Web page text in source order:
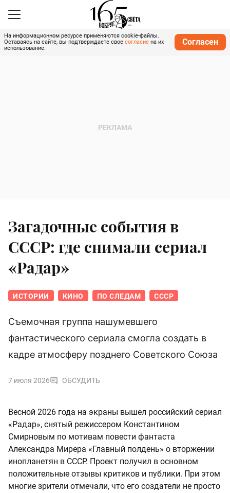
На информационном ресурсе применяются cookie-файлы.
Оставаясь на сайте, вы подтверждаете свое согласие на их
использование.
Согласен
Загадочные события в
СССР: где снимали сериал
«Радар»
ИСТОРИИ КИНО ПО СЛЕДАМ СССР
Съемочная группа нашумевшего
фантастического сериала смогла создать в
кадре атмосферу позднего Советского Союза
7 июля 2026 ОБСУДИТЬ
Весной 2026 года на экраны вышел российский сериал
«Радар», снятый режиссером Константином
Смирновым по мотивам повести фантаста
Александра Мирера «Главный полдень» о вторжении
инопланетян в СССР. Проект получил в основном
положительные отзывы критиков и публики. При этом
многие зрители отмечали, что его создатели не просто